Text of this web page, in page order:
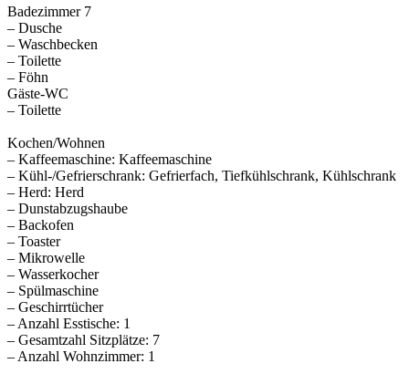
Badezimmer 7
– Dusche
– Waschbecken
– Toilette
– Föhn
Gäste-WC
– Toilette
Kochen/Wohnen
– Kaffeemaschine: Kaffeemaschine
– Kühl-/Gefrierschrank: Gefrierfach, Tiefkühlschrank, Kühlschrank
– Herd: Herd
– Dunstabzugshaube
– Backofen
– Toaster
– Mikrowelle
– Wasserkocher
– Spülmaschine
– Geschirrtücher
– Anzahl Esstische: 1
– Gesamtzahl Sitzplätze: 7
– Anzahl Wohnzimmer: 1